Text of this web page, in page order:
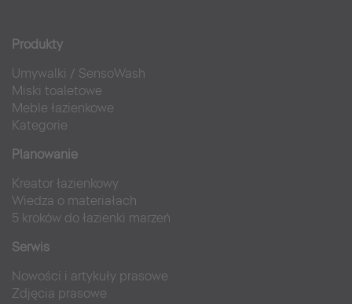
Produkty
Umywalki / SensoWash
Miski toaletowe
Meble łazienkowe
Kategorie
Planowanie
Kreator łazienkowy
Wiedza o materiałach
5 kroków do łazienki marzeń
Serwis
Nowości i artykuły prasowe
Zdjęcia prasowe